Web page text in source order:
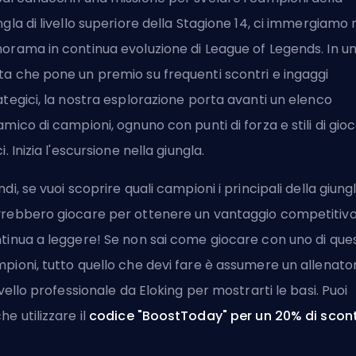
di livello superiore della Stagione 14, ci immergiamo
in continua evoluzione di League of Legends. In
che pone un premio su frequenti scontri e ingaggi
la nostra esplorazione porta avanti un elenco
di campioni, ognuno con punti di forza e stili di
Inizia l'escursione nella giungla.
se vuoi scoprire quali campioni i principali della
giocare per ottenere un vantaggio
a leggere! Se non sai come giocare con uno di
tutto quello che devi fare è assumere un
professionale da Eloking per mostrarti le basi. Puoi
utilizzare il codice "BoostToday" per un 20% di